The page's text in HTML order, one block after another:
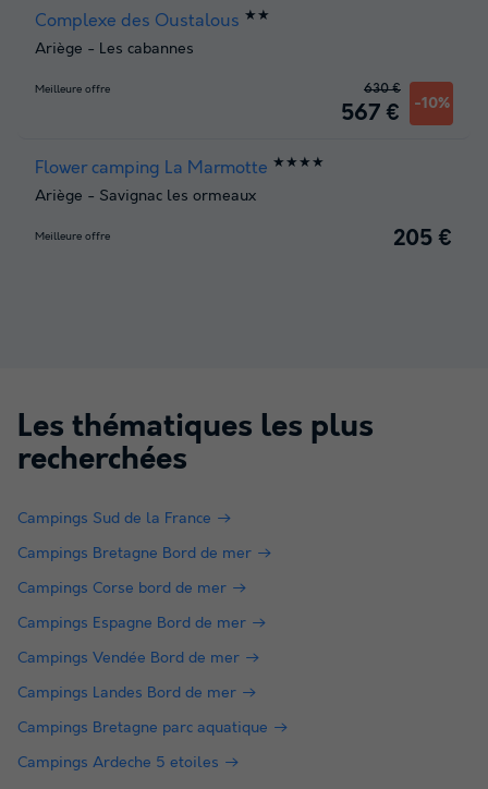
Complexe des Oustalous ★★
Ariège - Les cabannes
Meilleure offre
567 € -10%
630 €
Flower camping La Marmotte ★★★★
Ariège - Savignac les ormeaux
Meilleure offre 205 €
Les thématiques les plus
recherchées
Campings Sud de la France
Campings Bretagne Bord de mer
Campings Corse bord de mer
Campings Espagne Bord de mer
Campings Vendée Bord de mer
Campings Landes Bord de mer
Campings Bretagne parc aquatique
Campings Ardeche 5 etoiles